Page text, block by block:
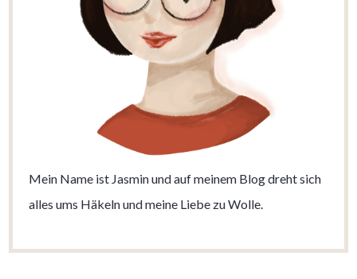
Mein Name ist Jasmin und auf meinem Blog dreht sich
alles ums Häkeln und meine Liebe zu Wolle.